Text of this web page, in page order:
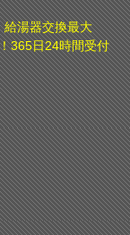
湯器交換最大
365日24時間受付